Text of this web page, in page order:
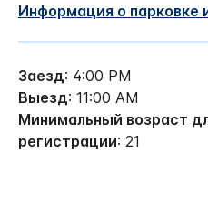
Информация о парковке
Заезд: 4:00 PM
Выезд: 11:00 AM
Минимальный возраст
регистрации: 21